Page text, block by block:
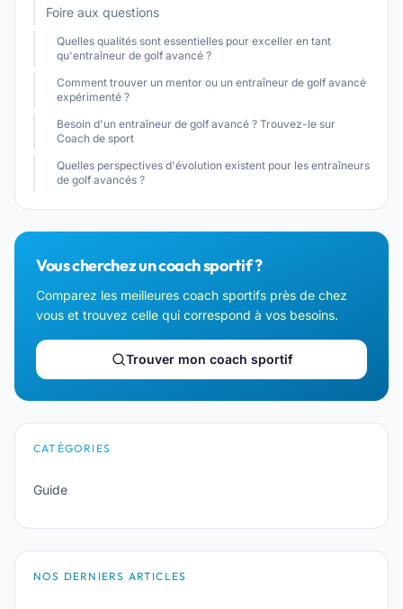
Foire aux questions
Quelles qualités sont essentielles pour exceller en tant
qu'entraîneur de golf avancé ?
Comment trouver un mentor ou un entraîneur de golf avancé
expérimenté ?
Besoin d'un entraîneur de golf avancé ? Trouvez-le sur
Coach de sport
Quelles perspectives d'évolution existent pour les entraîneurs
de golf avancés ?
Vous cherchez un coach sportif ?
Comparez les meilleures coach sportifs près de chez
vous et trouvez celle qui correspond à vos besoins.
Trouver mon coach sportif
CATÉGORIES
Guide
NOS DERNIERS ARTICLES